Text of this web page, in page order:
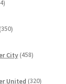
4izdelki
350izdelkov
City 458izdelkov
United 320